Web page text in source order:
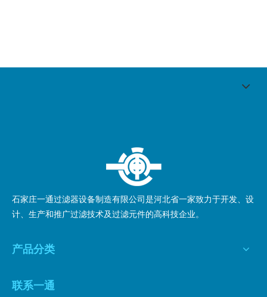
石家庄一通过滤器设备制造有限公司是河北省一家致力于开发、设
计、生产和推广过滤技术及过滤元件的高科技企业。
产品分类
联系一通